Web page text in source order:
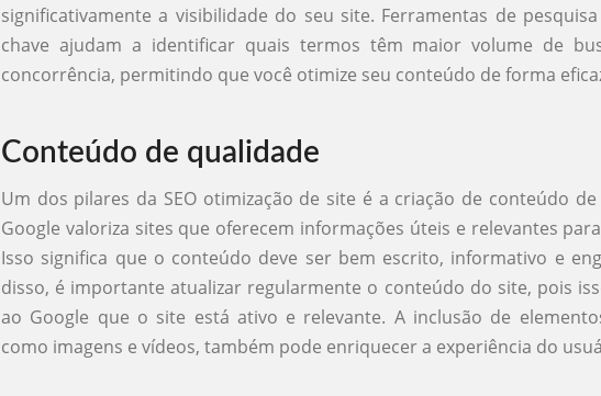
significativamente a visibilidade do seu site. Ferramentas de
chave ajudam a identificar quais termos têm maior volume de
concorrência, permitindo que você otimize seu conteúdo de forma
Conteúdo de qualidade
Um dos pilares da SEO otimização de site é a criação de conteúdo
Google valoriza sites que oferecem informações úteis e relevantes
Isso significa que o conteúdo deve ser bem escrito, informativo e
disso, é importante atualizar regularmente o conteúdo do site, pois
ao Google que o site está ativo e relevante. A inclusão de
como imagens e vídeos, também pode enriquecer a experiência do